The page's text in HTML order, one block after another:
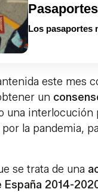
Los pasaportes
este mes
un
una interlocución
la pandemia,
se trata de una
España 2014-